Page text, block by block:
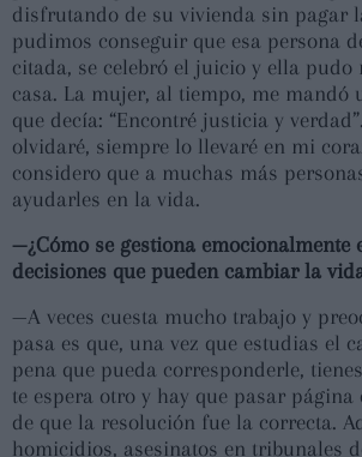
disfrutando de su vivienda sin pagar
pudimos conseguir que esa persona
citada, se celebró el juicio y ella pudo
casa. La mujer, al tiempo, me mandó
que decía: “Encontré justicia y
olvidaré, siempre lo llevaré en mi
considero que a muchas más
ayudarles en la vida.
—¿Cómo se gestiona emocionalmente
decisiones que pueden cambiar la
—A veces cuesta mucho trabajo y
pasa es que, una vez que estudias el
pena que pueda corresponderle,
te espera otro y hay que pasar
de que la resolución fue la correcta.
homicidios, asesinatos en tribunales